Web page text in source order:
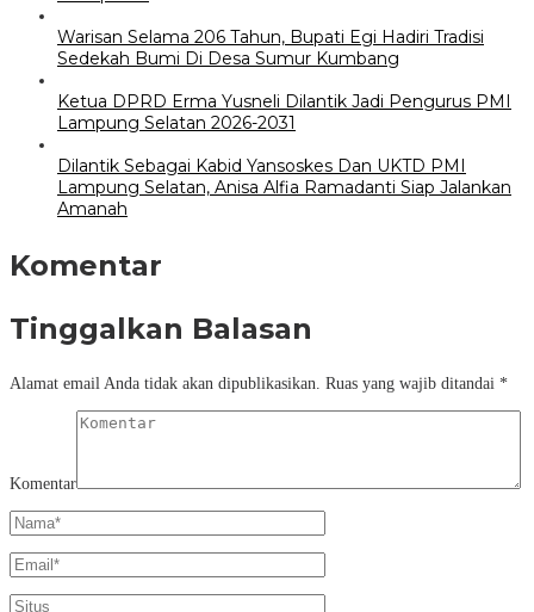
Warisan Selama 206 Tahun, Bupati Egi Hadiri Tradisi
Sedekah Bumi Di Desa Sumur Kumbang
Ketua DPRD Erma Yusneli Dilantik Jadi Pengurus PMI
Lampung Selatan 2026-2031
Dilantik Sebagai Kabid Yansoskes Dan UKTD PMI
Lampung Selatan, Anisa Alfia Ramadanti Siap Jalankan
Amanah
Komentar
Tinggalkan Balasan
Alamat email Anda tidak akan dipublikasikan. Ruas yang wajib ditandai *
Komentar